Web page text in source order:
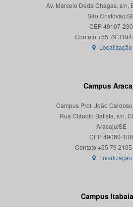
Av. Marcelo Deda Chagas, s/n,
São Cristóvão/
CEP 49107-230
Localização
Campus
Campus Prof. João
Rua Cláudio Batista, s/n,
Aracaju/SE
CEP 49060-108
Localização
Campus